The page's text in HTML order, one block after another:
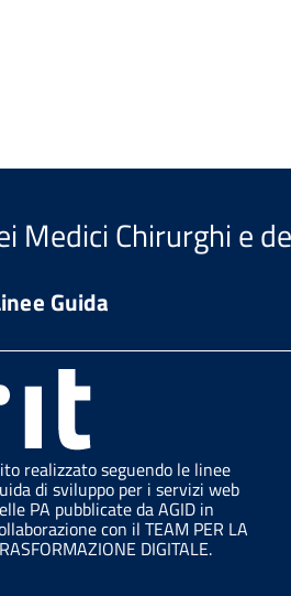
Medici Chirurghi e
Guida
realizzato seguendo le linee
di sviluppo per i servizi web
PA pubblicate da AGID in
con il TEAM PER LA
DIGITALE.